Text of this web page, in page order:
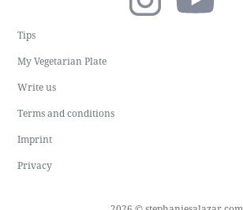
Tips
My Vegetarian Plate
Write us
Terms and conditions
Imprint
Privacy